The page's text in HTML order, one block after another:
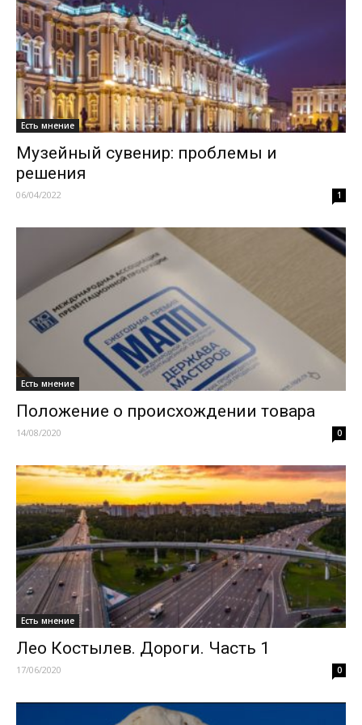
Есть мнение
Музейный сувенир: проблемы и
решения
06/04/2022 1
Есть мнение
Положение о происхождении товара
14/08/2020 0
Есть мнение
Лео Костылев. Дороги. Часть 1
17/06/2020 0